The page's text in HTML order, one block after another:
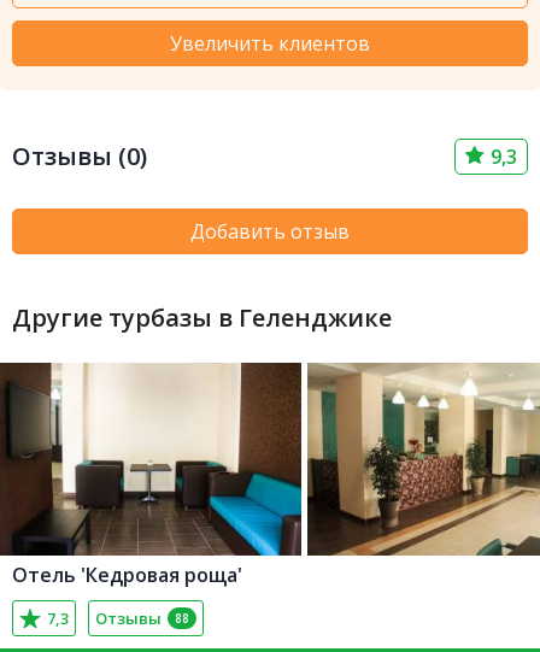
Увеличить клиентов
Отзывы (0) 9,3
Добавить отзыв
Другие турбазы в Геленджике
Отель 'Кедровая роща'
7,3 Отзывы 88